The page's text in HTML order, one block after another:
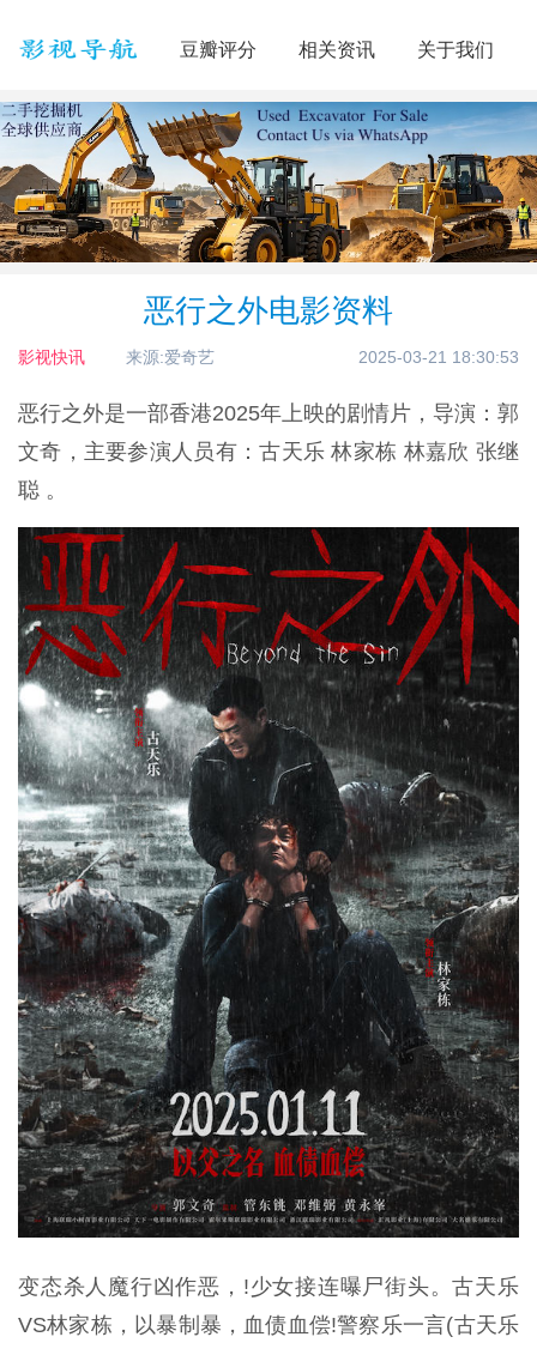
豆瓣评分 相关资讯 关于我们
恶行之外电影资料
影视快讯 来源:爱奇艺 2025-03-21 18:30:53
恶行之外是一部香港2025年上映的剧情片，导演：郭
文奇，主要参演人员有：古天乐 林家栋 林嘉欣 张继
聪 。
变态杀人魔行凶作恶，!少女接连曝尸街头。古天乐
VS林家栋，以暴制暴，血债血偿!警察乐一言(古天乐